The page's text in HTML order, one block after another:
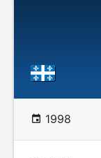
1998